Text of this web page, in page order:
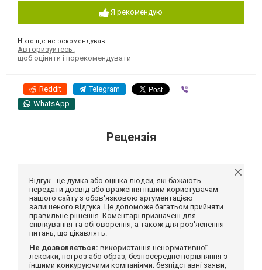
Я рекомендую
Ніхто ще не рекомендував
Авторизуйтесь
щоб оцінити і порекомендувати
Reddit Telegram
WhatsApp
Рецензія
Відгук - це думка або оцінка людей, які бажають
передати досвід або враження іншим користувачам
нашого сайту з обов'язковою аргументацією
залишеного відгука. Це допоможе багатьом прийняти
правильне рішення. Коментарі призначені для
спілкування та обговорення, а також для роз'яснення
питань, що цікавлять.
Не дозволяється: використання ненормативної
лексики, погроз або образ; безпосереднє порівняння з
іншими конкуруючими компаніями; безпідставні заяви,